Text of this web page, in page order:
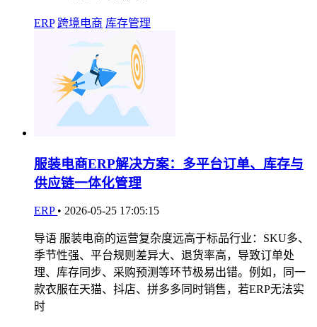
ERP 跨境电商 库存管理
服装电商ERP解决方案：多平台订单、库存与
供应链一体化管理
ERP • 2026-05-25 17:05:15
导语 服装电商的运营复杂度远高于标品行业：SKU多、
季节性强、平台规则差异大、退货率高，导致订单处
理、库存同步、采购预测等环节极易出错。例如，同一
款衣服在天猫、抖店、拼多多同时销售，若ERP无法实
时